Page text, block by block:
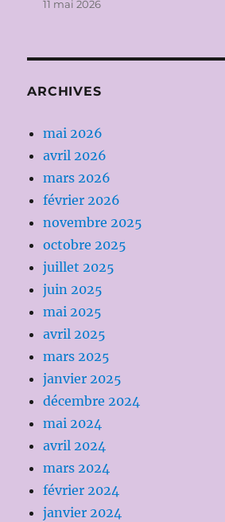
11 mai 2026
ARCHIVES
mai 2026
avril 2026
mars 2026
février 2026
novembre 2025
octobre 2025
juillet 2025
juin 2025
mai 2025
avril 2025
mars 2025
janvier 2025
décembre 2024
mai 2024
avril 2024
mars 2024
février 2024
janvier 2024